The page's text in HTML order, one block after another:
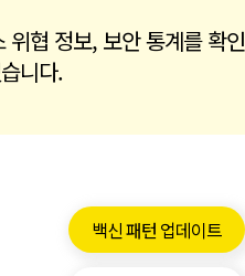
위협 정보, 보안 통계를 확인
니다.
백신 패턴 업데이트